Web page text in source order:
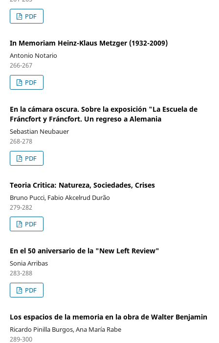
PDF
In Memoriam Heinz-Klaus Metzger (1932-2009)
Antonio Notario
266-267
PDF
En la cámara oscura. Sobre la exposición "La Escuela de
Fráncfort y Fráncfort. Un regreso a Alemania
Sebastian Neubauer
268-278
PDF
Teoria Critica: Natureza, Sociedades, Crises
Bruno Pucci, Fabio Akcelrud Durão
279-282
PDF
En el 50 aniversario de la "New Left Review"
Sonia Arribas
283-288
PDF
Los espacios de la memoria en la obra de Walter Benjamin
Ricardo Pinilla Burgos, Ana María Rabe
289-300